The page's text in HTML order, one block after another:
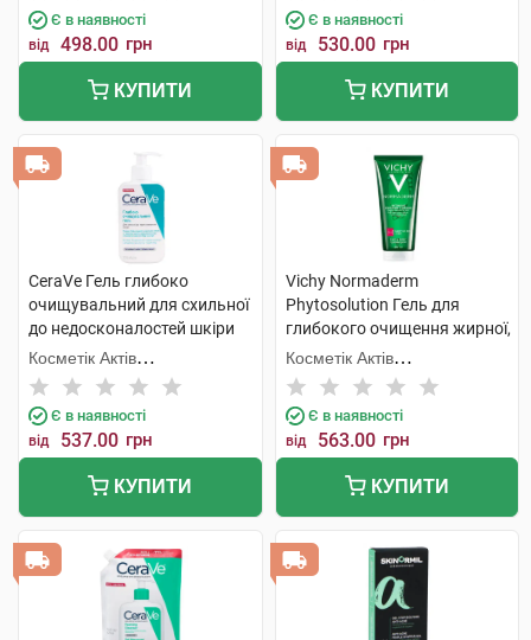
Є в наявності
від 498.00 грн
КУПИТИ
Є в наявності
від 530.00 грн
КУПИТИ
CeraVe Гель глибоко
очищувальний для схильної
до недосконалостей шкіри
обличчя та тіла 236 мл 1
флакон
Косметік Актів
Інтернаціональ
Є в наявності
від 537.00 грн
КУПИТИ
Vichy Normaderm
Phytosolution Гель для
глибокого очищення жирної,
схильної до недоліків шкіри
200 мл 1 флакон
Косметік Актів
Інтернаціональ
Є в наявності
від 563.00 грн
КУПИТИ